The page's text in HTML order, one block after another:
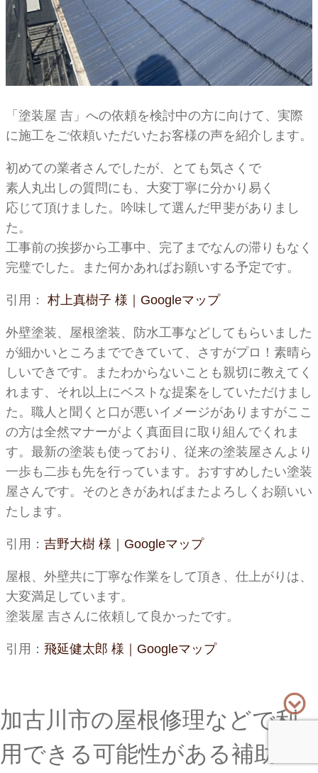
「塗装屋 吉」への依頼を検討中の方に向けて、実際
に施工をご依頼いただいたお客様の声を紹介します。
初めての業者さんでしたが、とても気さくで
素人丸出しの質問にも、大変丁寧に分かり易く
応じて頂けました。吟味して選んだ甲斐がありまし
た。
工事前の挨拶から工事中、完了までなんの滞りもなく
完璧でした。また何かあればお願いする予定です。
引用： 村上真樹子 様｜Googleマップ
外壁塗装、屋根塗装、防水工事などしてもらいました
が細かいところまでできていて、さすがプロ！素晴ら
しいできです。またわからないことも親切に教えてく
れます、それ以上にベストな提案をしていただけまし
た。職人と聞くと口が悪いイメージがありますがここ
の方は全然マナーがよく真面目に取り組んでくれま
す。最新の塗装も使っており、従来の塗装屋さんより
一歩も二歩も先を行っています。おすすめしたい塗装
屋さんです。そのときがあればまたよろしくお願いい
たします。
引用： 吉野大樹 様｜Googleマップ
屋根、外壁共に丁寧な作業をして頂き、仕上がりは、
大変満足しています。
塗装屋 吉さんに依頼して良かったです。
引用： 飛延健太郎 様｜Googleマップ
加古川市の屋根修理などで利
用できる可能性がある補助